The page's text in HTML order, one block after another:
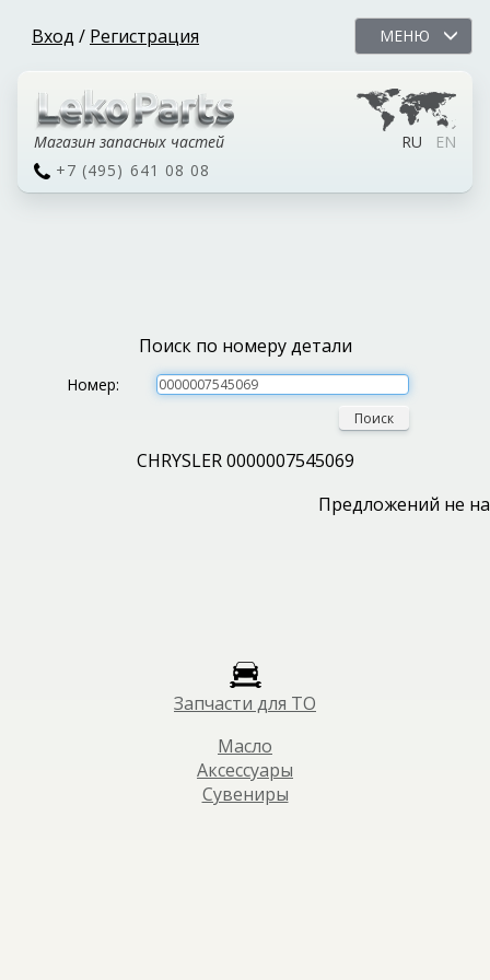
Вход / Регистрация МЕНЮ
Магазин запасных частей RU
EN
+7 (495) 641 08 08
Поиск по номеру детали
Номер:
Поиск
CHRYSLER 0000007545069
Предложений не
Запчасти для ТО
Масло
Аксессуары
Сувениры